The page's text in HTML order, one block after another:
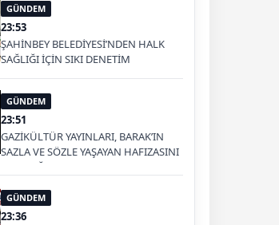
GÜNDEM
23:53
ŞAHİNBEY BELEDİYESİ’NDEN HALK
SAĞLIĞI İÇİN SIKI DENETİM
GÜNDEM
23:51
GAZİKÜLTÜR YAYINLARI, BARAK’IN
SAZLA VE SÖZLE YAŞAYAN HAFIZASINI
GELECEĞE TAŞIYOR
GÜNDEM
23:36